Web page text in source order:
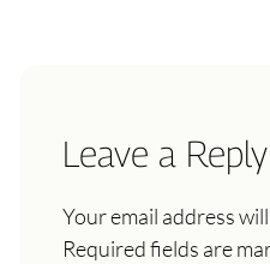
Leave a Reply
Your email address
Required fields are